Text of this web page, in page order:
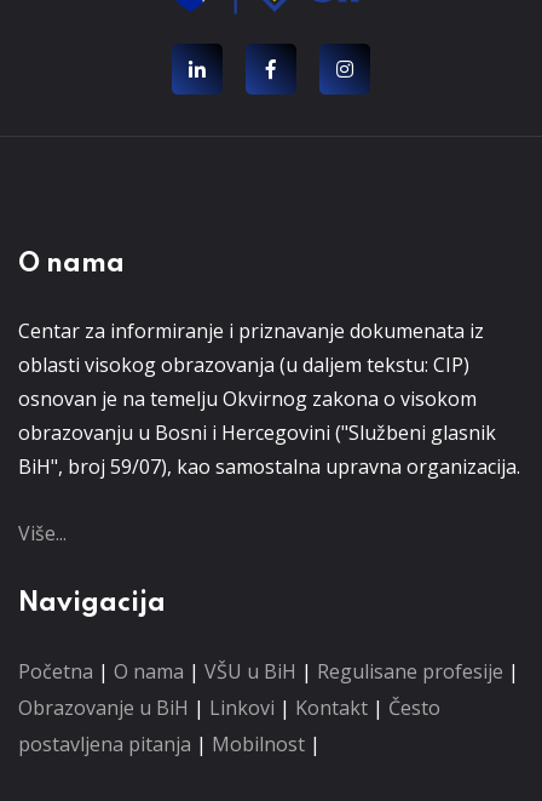
O nama
Centar za informiranje i priznavanje dokumenata iz
oblasti visokog obrazovanja (u daljem tekstu: CIP)
osnovan je na temelju Okvirnog zakona o visokom
obrazovanju u Bosni i Hercegovini ("Službeni glasnik
BiH", broj 59/07), kao samostalna upravna organizacija.
Više...
Navigacija
Početna | O nama | VŠU u BiH | Regulisane profesije |
Obrazovanje u BiH | Linkovi | Kontakt | Često
postavljena pitanja | Mobilnost |